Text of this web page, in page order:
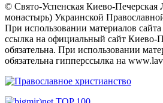
© Свято-Успенская Киево-Печерская
монастырь) Украинской
При использовании материалов
ссылка на официальный сайт Киево-
обязательна. При использовании
обязательна гипперссылка на